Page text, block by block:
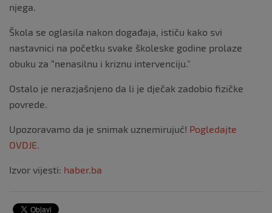
njega.
Škola se oglasila nakon događaja, ističu kako svi
nastavnici na početku svake školeske godine prolaze
obuku za “nenasilnu i kriznu intervenciju.”
Ostalo je nerazjašnjeno da li je dječak zadobio fizičke
povrede.
Upozoravamo da je snimak uznemirujuć! Pogledajte
OVDJE.
Izvor vijesti: haber.ba